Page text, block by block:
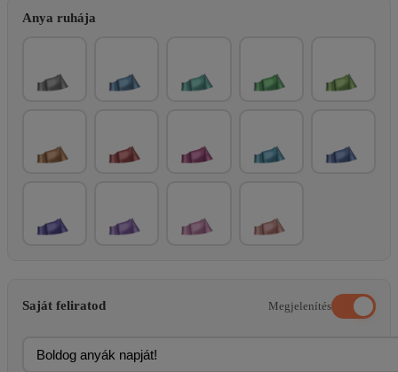
Anya ruhája
Saját feliratod Megjelenítés